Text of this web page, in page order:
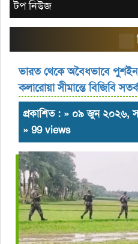
টপ নিউজ
ভারত থেকে অবৈধভাবে পুশইন
কলারোয়া সীমান্তে বিজিবি
প্রকাশিত : » ০৯ জুন ২০২৬,
» 99 views